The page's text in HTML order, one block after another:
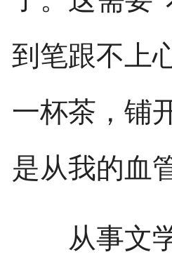
到笔跟不上
一杯茶，铺
是从我的血
从事文学